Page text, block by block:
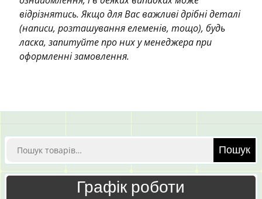
відрізнятись. Якщо для Вас важливі дрібні деталі
(написи, розташування елеменів, тощо), будь
ласка, запитуйте про них у менеджера при
оформленні замовлення.
Шукати: Пошук
Графік роботи